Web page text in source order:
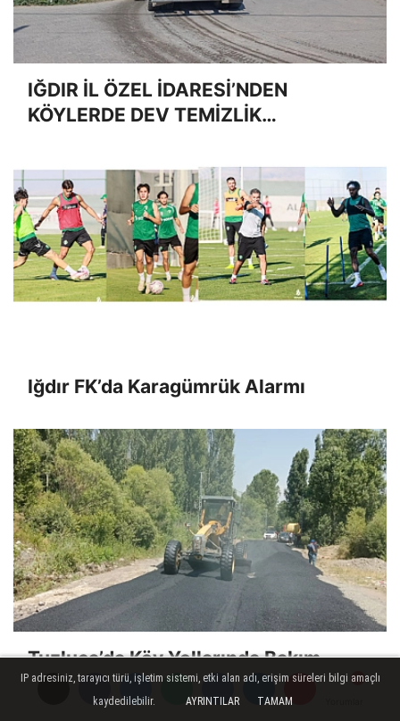
IĞDIR İL ÖZEL İDARESİ’NDEN
KÖYLERDE DEV TEMİZLİK
YAŞANABİLİR BİR İĞDIR İÇİN
SAHADAYIZ"
Iğdır FK’da Karagümrük Alarmı
Tuzluca’da Köy Yollarında Bakım
Seferberliği
IP adresiniz, tarayıcı türü, işletim sistemi, etki alan adı, erişim süreleri bilgi amaçlı
kaydedilebilir.
AYRINTILAR TAMAM